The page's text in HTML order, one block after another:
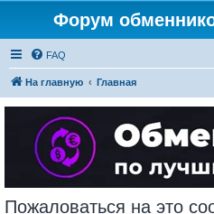
Форум
FAQ
На главную Главная
Пожаловаться на это